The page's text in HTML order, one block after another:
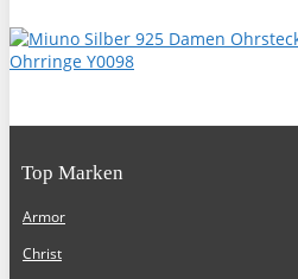
Top Marken
Armor
Christ